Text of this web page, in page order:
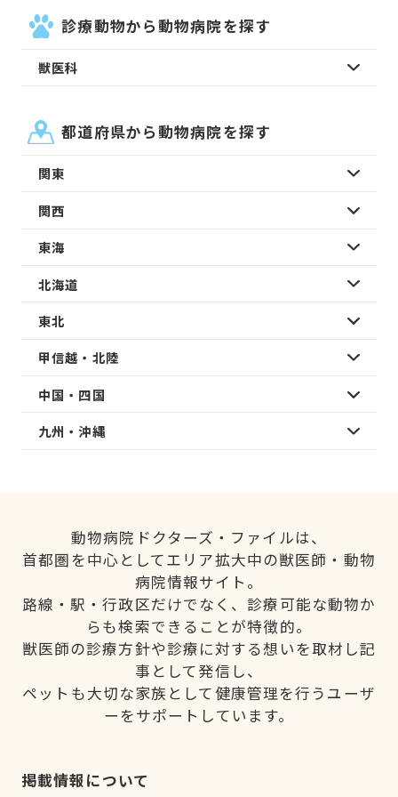
診療動物から動物病院を探す
獣医科
都道府県から動物病院を探す
関東
関西
東海
北海道
東北
甲信越・北陸
中国・四国
九州・沖縄
動物病院ドクターズ・ファイルは、
首都圏を中心としてエリア拡大中の獣医師・動物
病院情報サイト。
路線・駅・行政区だけでなく、診療可能な動物か
らも検索できることが特徴的。
獣医師の診療方針や診療に対する想いを取材し記
事として発信し、
ペットも大切な家族として健康管理を行うユーザ
ーをサポートしています。
掲載情報について